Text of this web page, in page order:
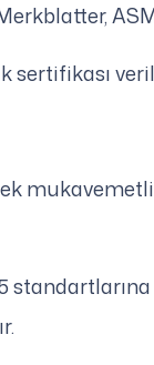
sertifikası